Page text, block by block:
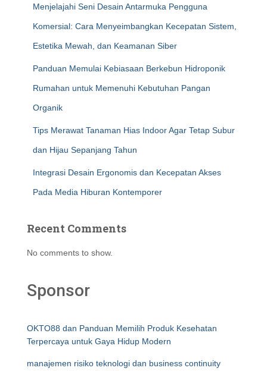
Menjelajahi Seni Desain Antarmuka Pengguna
Komersial: Cara Menyeimbangkan Kecepatan Sistem,
Estetika Mewah, dan Keamanan Siber
Panduan Memulai Kebiasaan Berkebun Hidroponik
Rumahan untuk Memenuhi Kebutuhan Pangan
Organik
Tips Merawat Tanaman Hias Indoor Agar Tetap Subur
dan Hijau Sepanjang Tahun
Integrasi Desain Ergonomis dan Kecepatan Akses
Pada Media Hiburan Kontemporer
Recent Comments
No comments to show.
Sponsor
OKTO88 dan Panduan Memilih Produk Kesehatan
Terpercaya untuk Gaya Hidup Modern
manajemen risiko teknologi dan business continuity